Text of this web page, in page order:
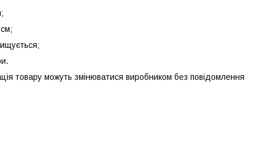
товару можуть змінюватися виробником без повідомлення